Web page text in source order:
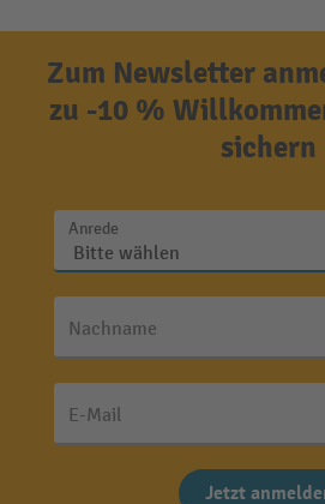
Zum Newsletter
zu -10 %
sichern
Anrede
Nachname
E-Mail
Jetzt